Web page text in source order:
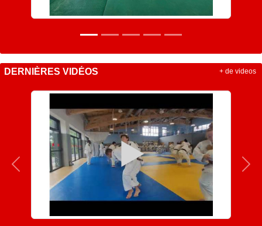
DERNIÈRES VIDÉOS
Précedent
+ de videos